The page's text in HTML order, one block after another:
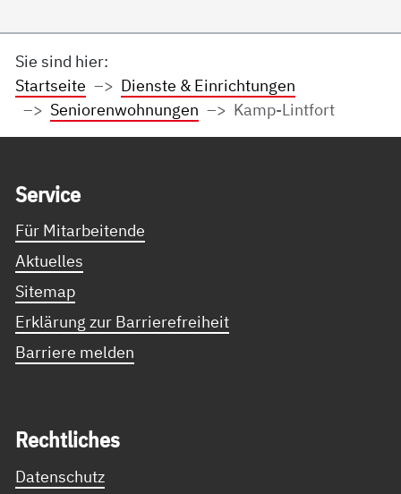
Sie sind hier:
Startseite
Dienste & Einrichtungen
Seniorenwohnungen
Kamp-Lintfort
Ser­vice
Für Mitarbeitende
Aktuelles
Sitemap
Erklärung zur Barrierefreiheit
Barriere melden
Recht­li­ches
Datenschutz